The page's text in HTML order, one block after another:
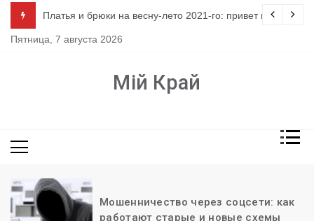
содержимому
Платья и брюки на весну-лето 2021-го: привет из 80-х
Пятница, 7 августа 2026
Мій Край
Мошенничество через соцсети: как
работают старые и новые схемы